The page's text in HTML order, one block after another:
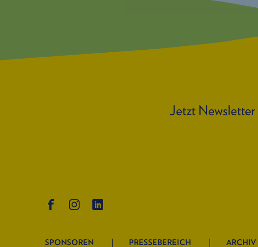
Jetzt Newsletter
SPONSOREN PRESSEBEREICH ARCHIV